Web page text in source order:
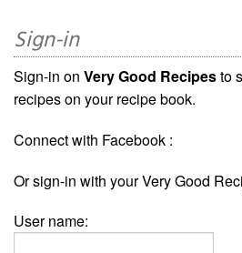
Sign-in
Sign-in on Very Good Recipesto
recipes on your recipe book.
Connect with Facebook :
Or sign-in with your Very Good
User name: